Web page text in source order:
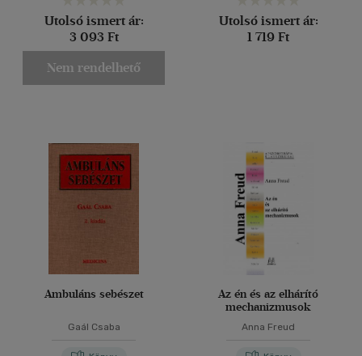
Utolsó ismert ár:
3 093 Ft
Nem rendelhető
Utolsó ismert ár:
1 719 Ft
Ambuláns sebészet
Gaál Csaba
Az én és az elhárító
mechanizmusok
Anna Freud